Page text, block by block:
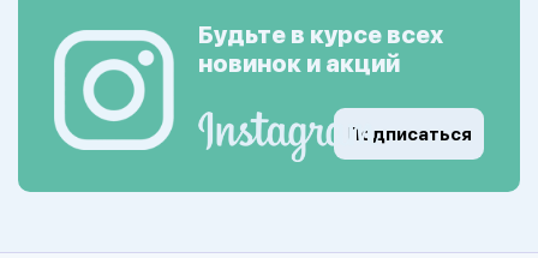
Будьте в курсе всех
новинок и акций
Подписаться